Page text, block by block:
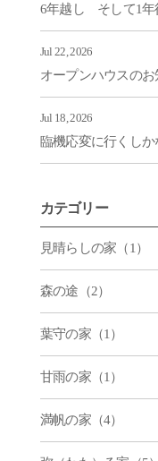
6年越し そして1年
Jul 22, 2026
オープンハウスのお
Jul 18, 2026
臨機応変に行くしか
カテゴリー
見晴らしの家（1）
森の途（2）
葉守の家（1）
甘雨の家（1）
満帆の家（4）